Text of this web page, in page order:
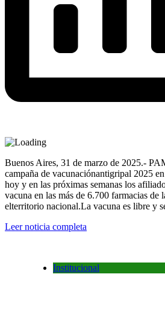
Buenos Aires, 31 de marzo de 2025.-
campaña de vacunaciónantigripal 2025
hoy y en las próximas semanas los
vacuna en las más de 6.700 farmacias
elterritorio nacional.La vacuna es libre y
Leer noticia completa
Institucional